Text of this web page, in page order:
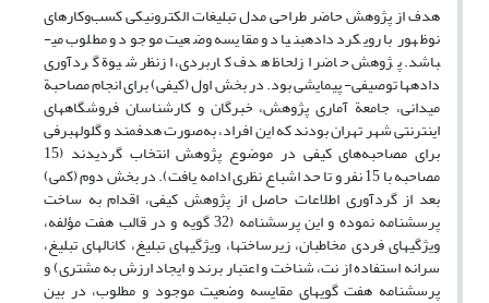
هدف از پژوهش حاضر طراحی مدل تبلیغات الکترونیکی کسب‌وکارهای
نوظهور با رویکرد داده­بنیاد و مقایسه وضعیت موجود و مطلوب می­
باشد. پژوهش حاضر ازلحاظ هدف کاربردی، ازنظر شیوة گردآوری
داده­ها توصیفی- پیمایشی بود. در بخش اول (کیفی) برای انجام مصاحبة
میدانی، جامعة آماری پژوهش، خبرگان و کارشناسان فروشگاه­های
اینترنتی شهر تهران بودند که این افراد، به‌صورت هدفمند و گلوله­برفی
برای مصاحبه‌های کیفی در موضوع پژوهش انتخاب گردیدند (15
مصاحبه با 15 نفر و تا حد اشباع نظری ادامه یافت). در بخش دوم (کمی)
بعد از گردآوری اطلاعات حاصل از پژوهش کیفی، اقدام به ساخت
پرسشنامه نموده و این پرسشنامه (32 گویه و در قالب هفت مؤلفه­،
ویژگی­های فردی مخاطبان، زیرساخت­ها، ویژگی­های تبلیغ، کانال­های تبلیغ،
سرانه استفاده از نت، شناخت و اعتبار برند و ایجاد ارزش به مشتری) و
پرسشنامه هفت گویه­ای مقایسه وضعیت موجود و مطلوب، در بین